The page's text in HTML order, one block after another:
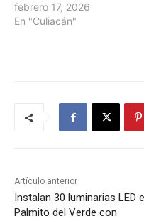
febrero 17, 2026
En "Culiacán"
Artículo anterior
Instalan 30 luminarias LED
Palmito del Verde con